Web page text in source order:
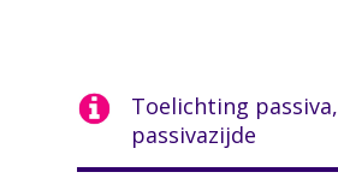
Toelichting passiva,
passivazijde